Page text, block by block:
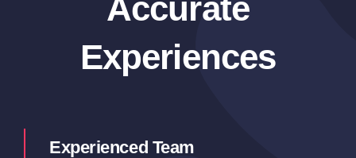
Accurate
Experiences
Experienced Team